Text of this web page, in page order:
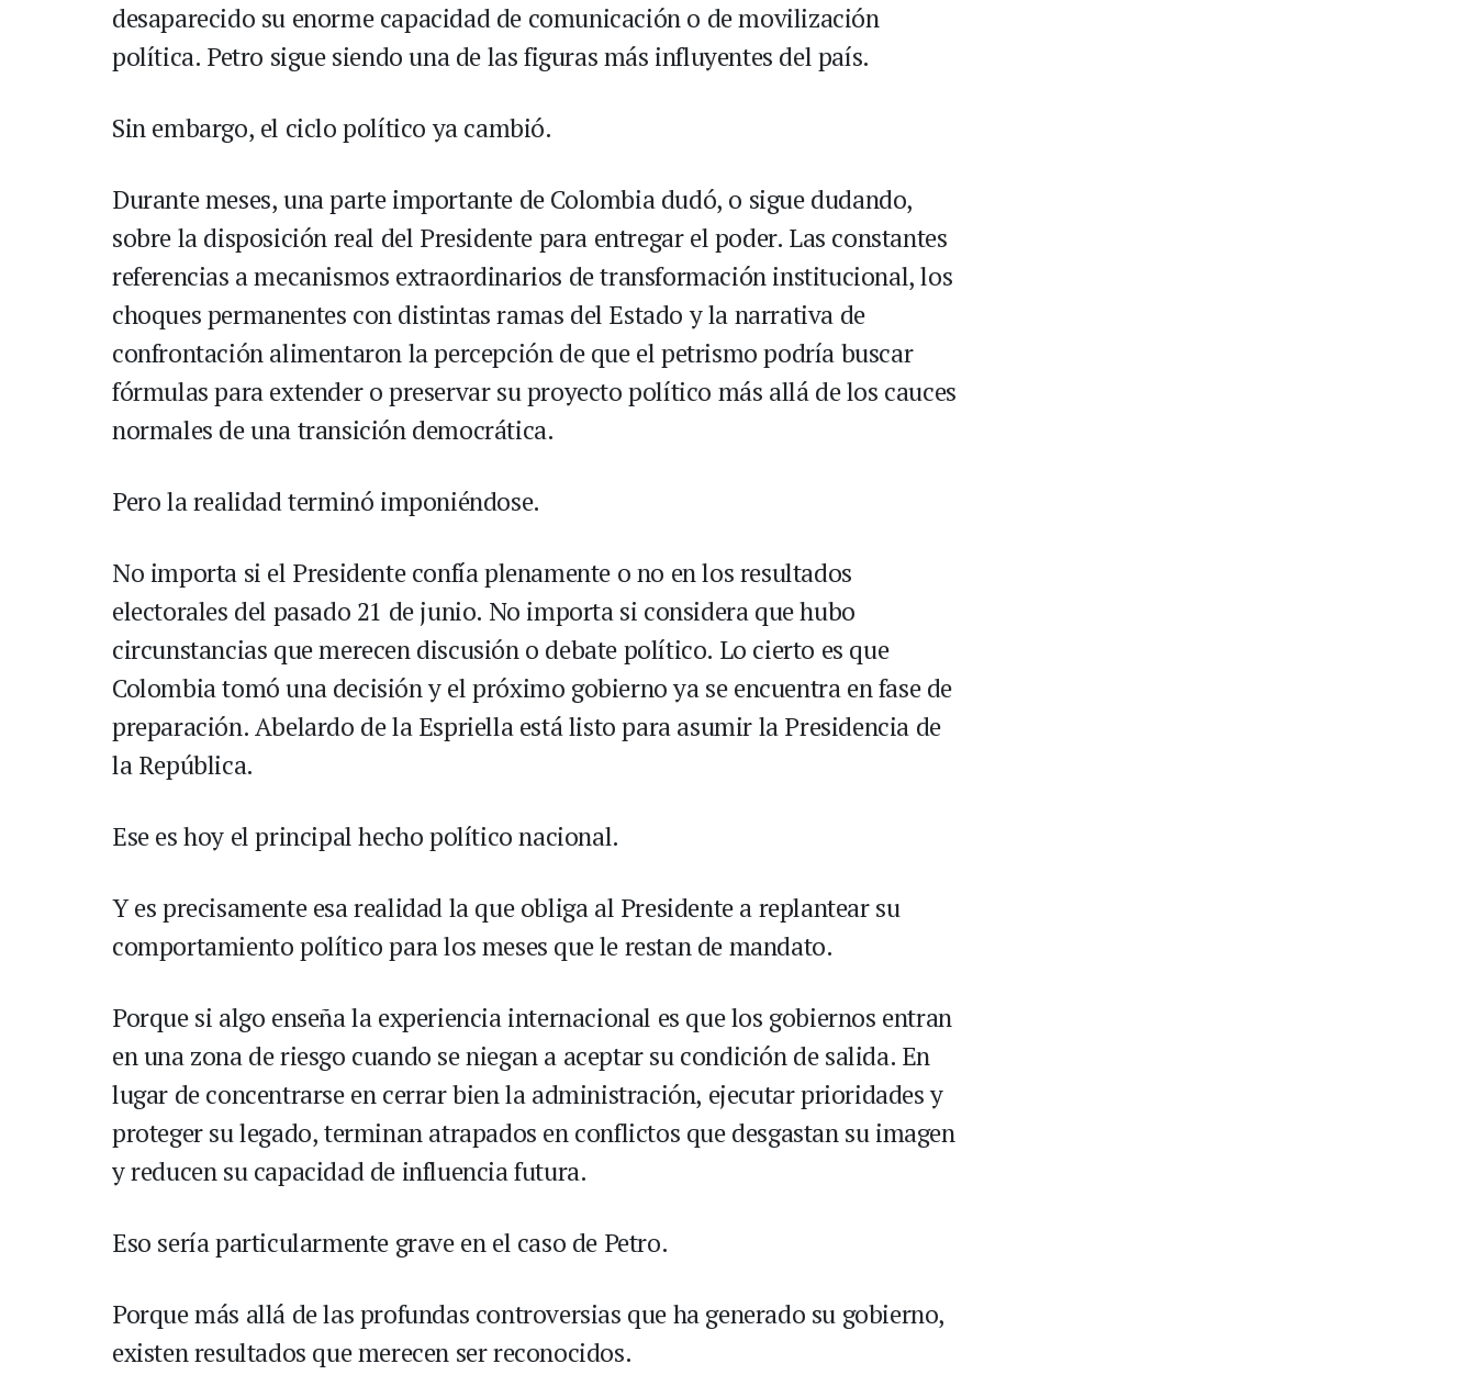
desaparecido su enorme capacidad de comunicación o de movilización
política. Petro sigue siendo una de las figuras más influyentes del país.
Sin embargo, el ciclo político ya cambió.
Durante meses, una parte importante de Colombia dudó, o sigue dudando,
sobre la disposición real del Presidente para entregar el poder. Las constantes
referencias a mecanismos extraordinarios de transformación institucional, los
choques permanentes con distintas ramas del Estado y la narrativa de
confrontación alimentaron la percepción de que el petrismo podría buscar
fórmulas para extender o preservar su proyecto político más allá de los cauces
normales de una transición democrática.
Pero la realidad terminó imponiéndose.
No importa si el Presidente confía plenamente o no en los resultados
electorales del pasado 21 de junio. No importa si considera que hubo
circunstancias que merecen discusión o debate político. Lo cierto es que
Colombia tomó una decisión y el próximo gobierno ya se encuentra en fase de
preparación. Abelardo de la Espriella está listo para asumir la Presidencia de
la República.
Ese es hoy el principal hecho político nacional.
Y es precisamente esa realidad la que obliga al Presidente a replantear su
comportamiento político para los meses que le restan de mandato.
Porque si algo enseña la experiencia internacional es que los gobiernos entran
en una zona de riesgo cuando se niegan a aceptar su condición de salida. En
lugar de concentrarse en cerrar bien la administración, ejecutar prioridades y
proteger su legado, terminan atrapados en conflictos que desgastan su imagen
y reducen su capacidad de influencia futura.
Eso sería particularmente grave en el caso de Petro.
Porque más allá de las profundas controversias que ha generado su gobierno,
existen resultados que merecen ser reconocidos.